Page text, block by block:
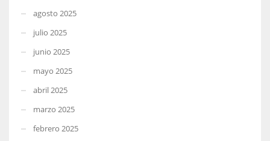
agosto 2025
julio 2025
junio 2025
mayo 2025
abril 2025
marzo 2025
febrero 2025